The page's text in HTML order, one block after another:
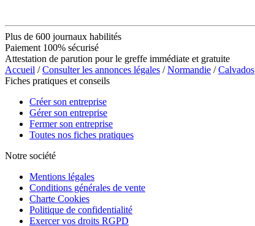
Plus de 600 journaux habilités
Paiement 100% sécurisé
Attestation de parution pour le greffe immédiate et gratuite
Accueil /Consulter les annonces légales /Normandie /Calvados
Fiches pratiques et conseils
Créer son entreprise
Gérer son entreprise
Fermer son entreprise
Toutes nos fiches pratiques
Notre société
Mentions légales
Conditions générales de vente
Charte Cookies
Politique de confidentialité
Exercer vos droits RGPD